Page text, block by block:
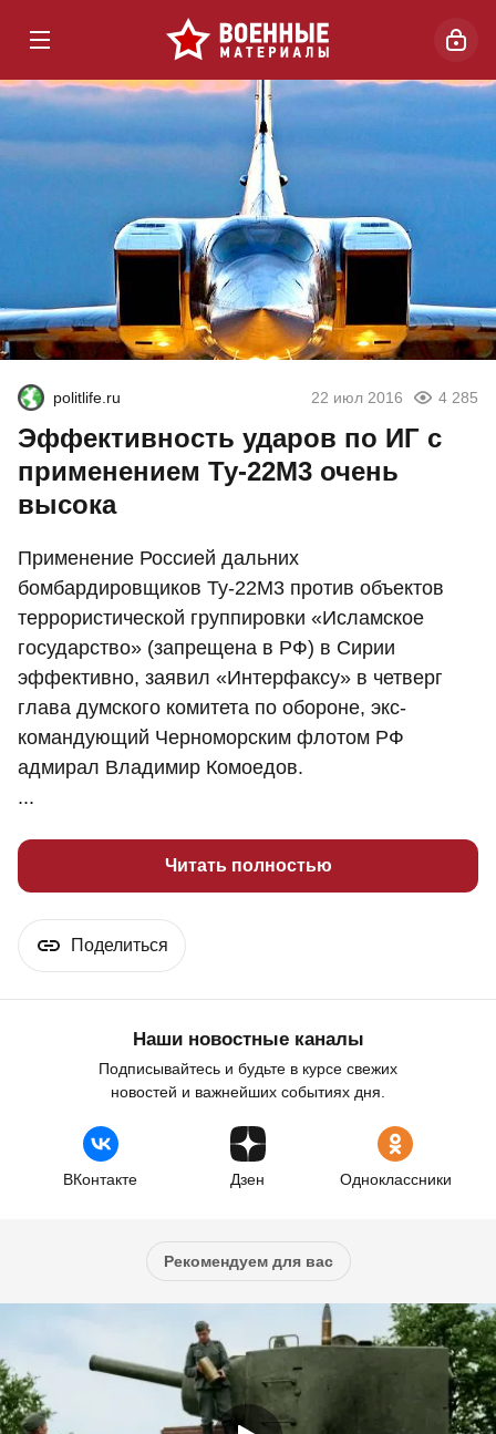
politlife.ru 22 июл 2016 4 285
Эффективность ударов по ИГ с
применением Ту-22М3 очень
высока
Применение Россией дальних
бомбардировщиков Ту-22М3 против объектов
террористической группировки «Исламское
государство» (запрещена в РФ) в Сирии
эффективно, заявил «Интерфаксу» в четверг
глава думского комитета по обороне, экс-
командующий Черноморским флотом РФ
адмирал Владимир Комоедов.
...
Читать полностью
Поделиться
Наши новостные каналы
Подписывайтесь и будьте в курсе свежих
новостей и важнейших событиях дня.
ВКонтакте Дзен Одноклассники
Рекомендуем для вас